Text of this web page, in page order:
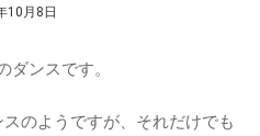
10月8日
ダンスです。
のようですが、それだけでも